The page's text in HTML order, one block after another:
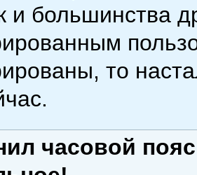
и большинства
то
часовой